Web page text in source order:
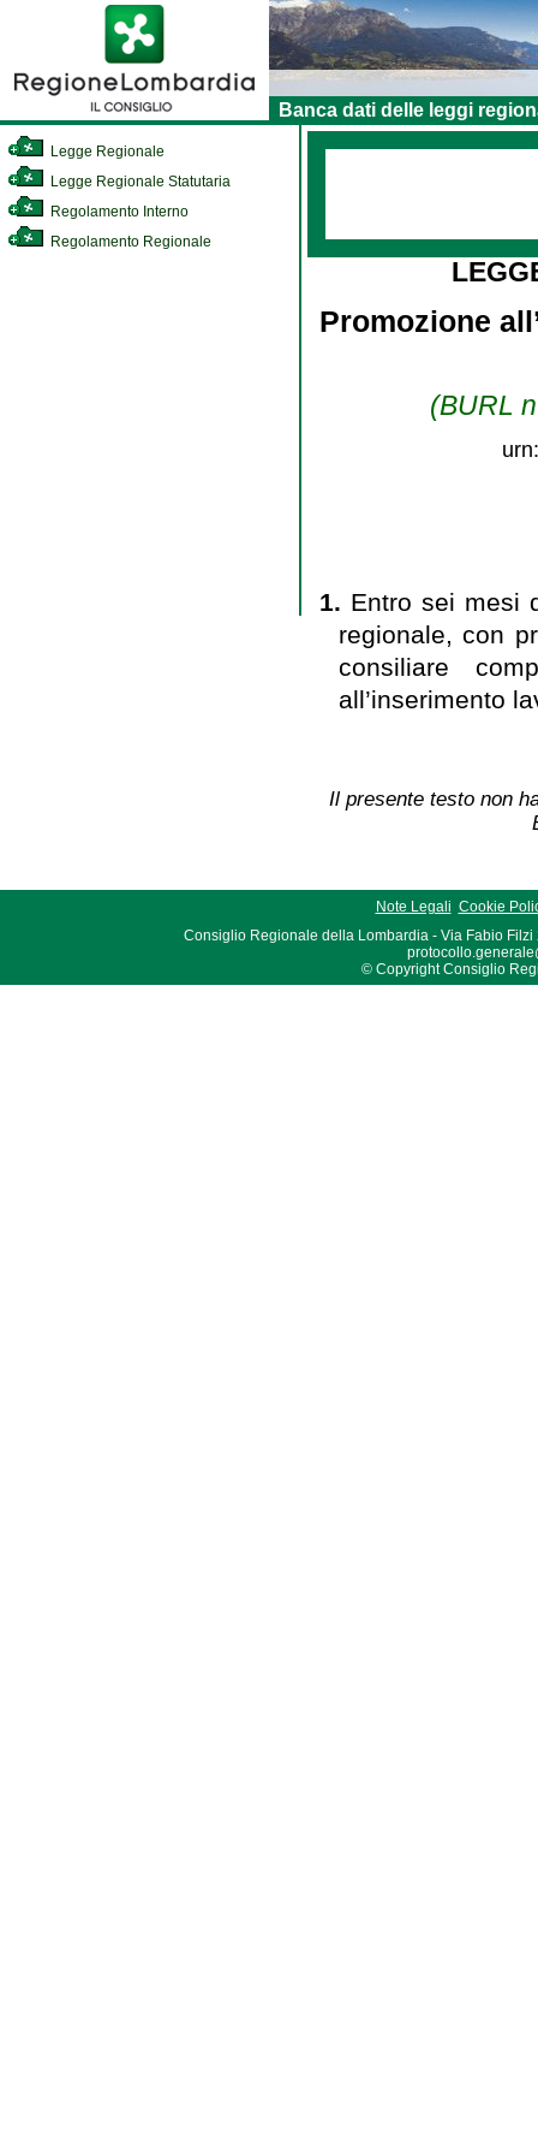
Banca dati delle leggi
Legge Regionale
Legge Regionale Statutaria
Regolamento Interno
Regolamento Regionale
Promozione
(BURL
1. Entro sei mesi
regionale, con
consiliare
all’inserimento
Il presente testo non
Note Legali Cookie
Consiglio Regionale della Lombardia - Via Fabio Filzi
© Copyright Consiglio